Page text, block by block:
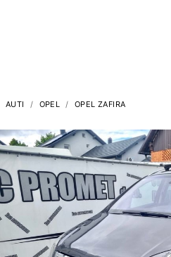
AUTI OPEL OPEL ZAFIRA